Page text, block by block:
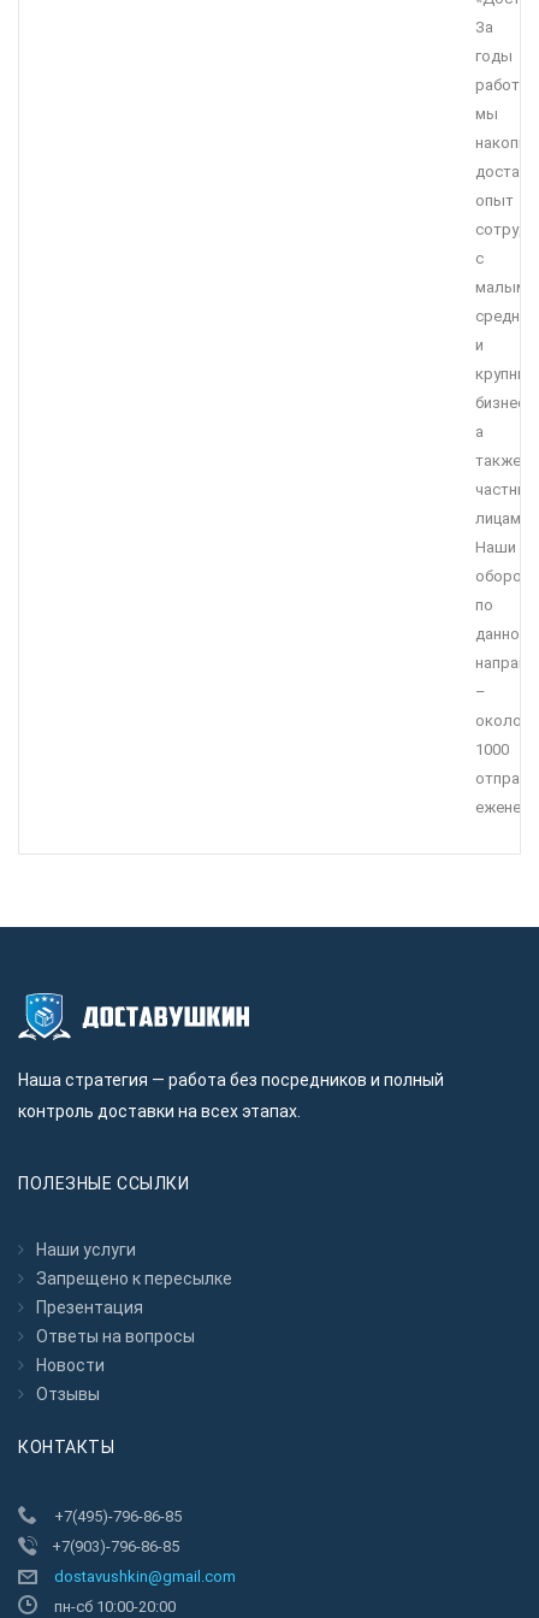
За
годы
работы
мы
опыт
с
малым,
средним
и
крупным
а
также
лицами.
Наши
по
данному
–
около
1000
Наша стратегия — работа без посредников и полный
контроль доставки на всех этапах.
ПОЛЕЗНЫЕ ССЫЛКИ
Наши услуги
Запрещено к пересылкe
Презентация
Ответы на вопросы
Новости
Отзывы
КОНТАКТЫ
+7(495)-796-86-85
+7(903)-796-86-85
dostavushkin@gmail.com
пн-сб 10:00-20:00